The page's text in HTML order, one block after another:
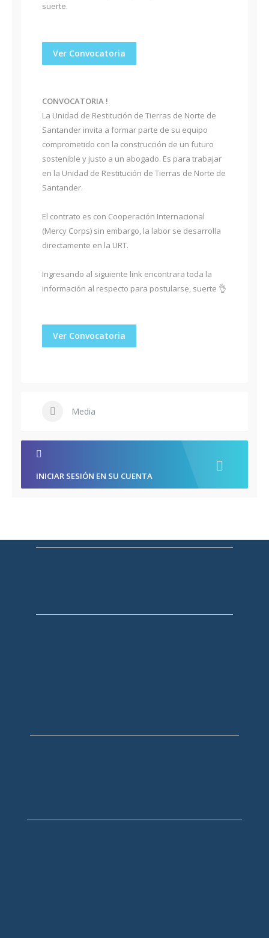
suerte.
Ver Convocatoria
CONVOCATORIA !
La Unidad de Restitución de Tierras de Norte de
Santander invita a formar parte de su equipo
comprometido con la construcción de un futuro
sostenible y justo a un abogado. Es para trabajar
en la Unidad de Restitución de Tierras de Norte de
Santander.
El contrato es con Cooperación Internacional
(Mercy Corps) sin embargo, la labor se desarrolla
directamente en la URT.
Ingresando al siguiente link encontrara toda la
información al respecto para postularse, suerte 👌
Ver Convocatoria
Media
INICIAR SESIÓN EN SU CUENTA